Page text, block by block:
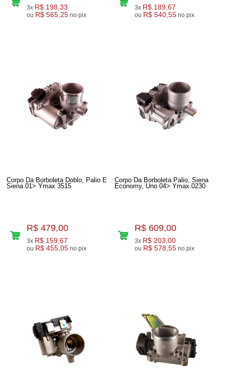
3x R$ 198,33
ou R$ 565,25 no pix
3x R$ 189,67
ou R$ 540,55 no pix
Corpo Da Borboleta Doblo, Palio E
Siena 01> Ymax 3515
R$ 479,00
3x R$ 159,67
ou R$ 455,05 no pix
Corpo Da Borboleta Palio, Siena
Economy, Uno 04> Ymax 0230
R$ 609,00
3x R$ 203,00
ou R$ 578,55 no pix